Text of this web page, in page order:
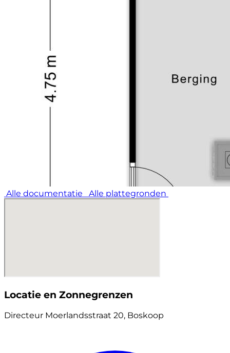
Alle documentatie Alle plattegronden
Locatie en Zonnegrenzen
Directeur Moerlandsstraat 20, Boskoop